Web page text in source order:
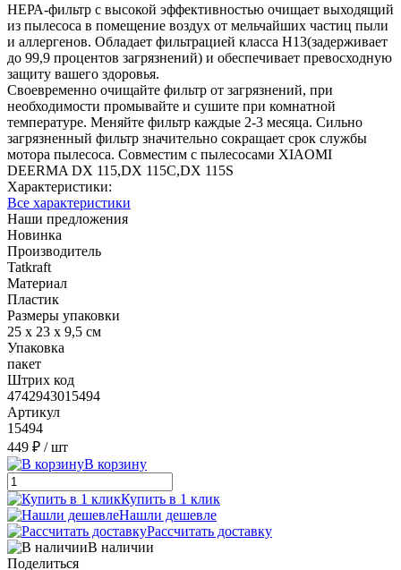
НЕРА-фильтр с высокой эффективностью очищает выходящий
из пылесоса в помещение воздух от мельчайших частиц пыли
и аллергенов. Обладает фильтрацией класса Н13(задерживает
до 99,9 процентов загрязнений) и обеспечивает превосходную
защиту вашего здоровья.
Своевременно очищайте фильтр от загрязнений, при
необходимости промывайте и сушите при комнатной
температуре. Меняйте фильтр каждые 2-3 месяца. Сильно
загрязненный фильтр значительно сокращает срок службы
мотора пылесоса. Совместим с пылесосами XIAOMI
DEERMA DX 115,DX 115C,DX 115S
Характеристики:
Все характеристики
Наши предложения
Новинка
Производитель
Tatkraft
Материал
Пластик
Размеры упаковки
25 х 23 х 9,5 см
Упаковка
пакет
Штрих код
4742943015494
Артикул
15494
449 ₽ / шт
В корзину
Купить в 1 клик
Нашли дешевле
Рассчитать доставку
В наличии
Поделиться